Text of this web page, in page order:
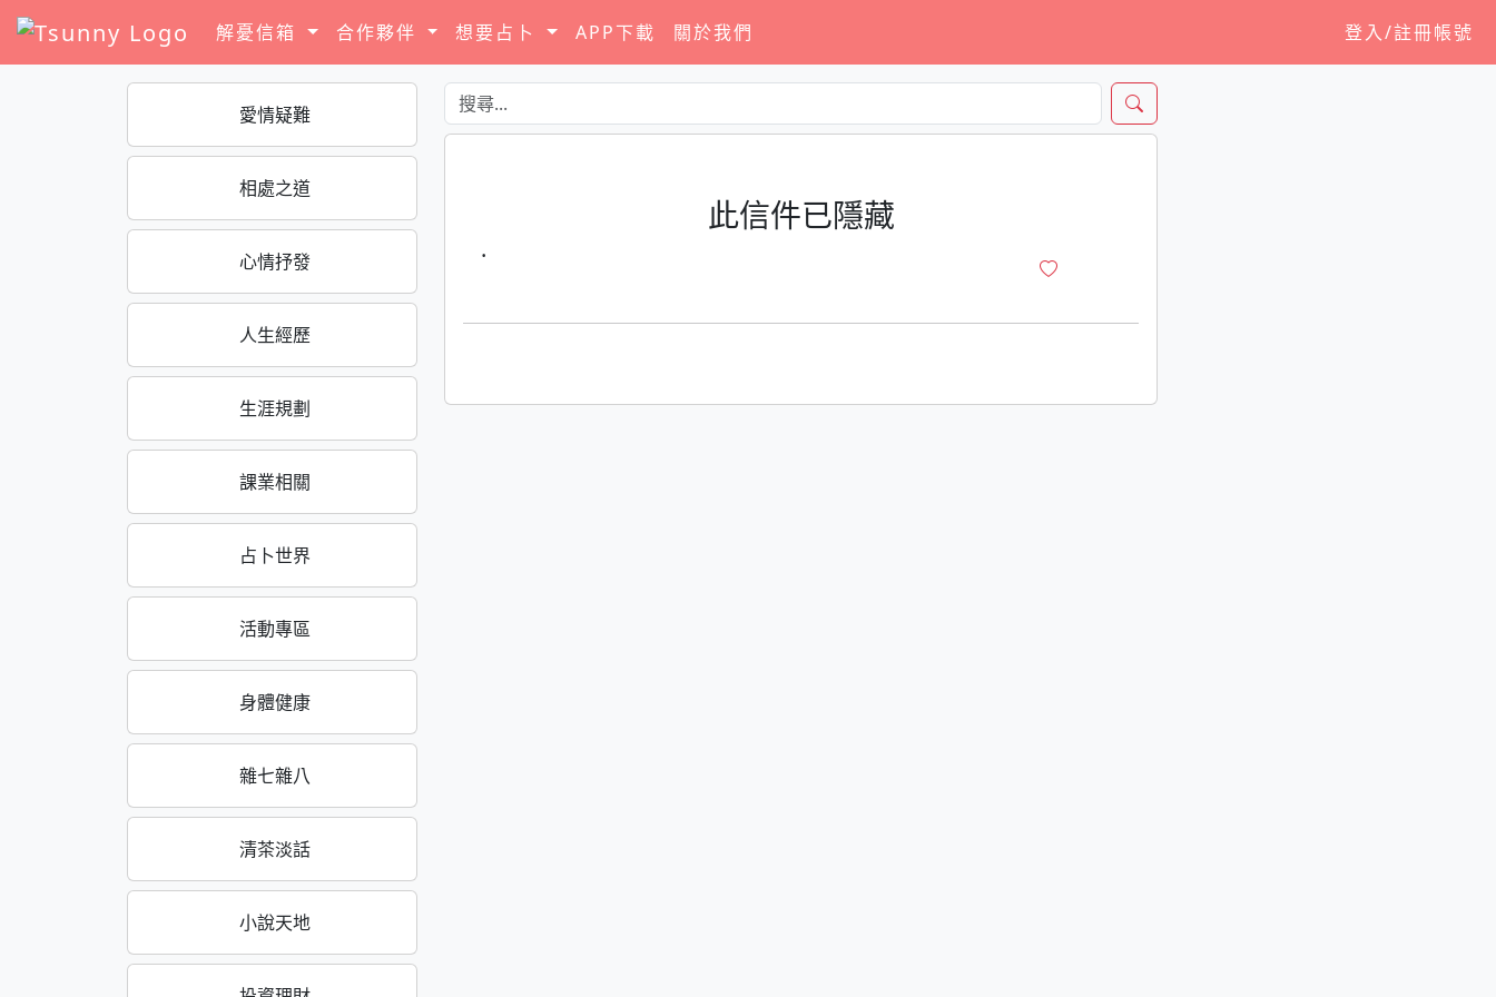
解憂信箱 合作夥伴 想要占卜 APP下載 關於我們 登入/註冊帳號
愛情疑難
相處之道
心情抒發
人生經歷
生涯規劃
課業相關
占卜世界
活動專區
身體健康
雜七雜八
清茶淡話
小說天地
此信件已隱藏
·